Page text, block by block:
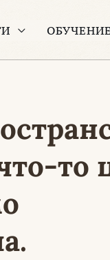
ОБУЧЕНИЕ
то